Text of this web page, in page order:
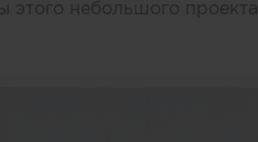
этого небольшого проекта.